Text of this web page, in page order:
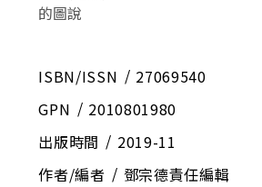
ISBN/ISSN
27069540
GPN
2010801980
出版時間
2019-11
作者/編者
鄧宗德責任編輯